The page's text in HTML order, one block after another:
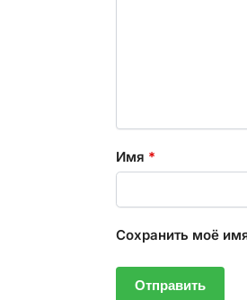
Имя *
Сохранить моё